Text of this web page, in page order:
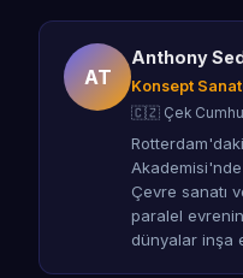
AT
Anthony
Konsept
🇨🇿 Çek
Çevre sanatı
paralel
dünyalar inşa